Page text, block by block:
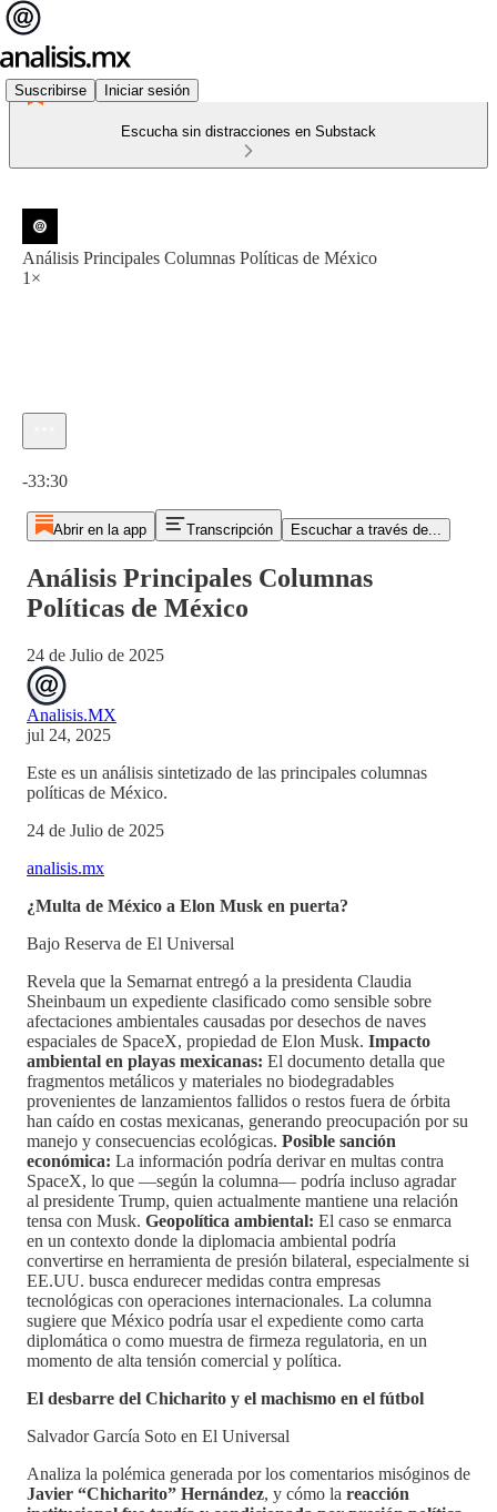
Suscribirse Iniciar sesión
Escucha sin distracciones en Substack
Análisis Principales Columnas Políticas de México
1×
-33:30
Abrir en la app Transcripción Escuchar a través de...
Análisis Principales Columnas
Políticas de México
24 de Julio de 2025
Analisis.MX
jul 24, 2025
Este es un análisis sintetizado de las principales columnas
políticas de México.
24 de Julio de 2025
analisis.mx
¿Multa de México a Elon Musk en puerta?
Bajo Reserva de El Universal
Revela que la Semarnat entregó a la presidenta Claudia
Sheinbaum un expediente clasificado como sensible sobre
afectaciones ambientales causadas por desechos de naves
espaciales de SpaceX, propiedad de Elon Musk. Impacto
ambiental en playas mexicanas: El documento detalla que
fragmentos metálicos y materiales no biodegradables
provenientes de lanzamientos fallidos o restos fuera de órbita
han caído en costas mexicanas, generando preocupación por su
manejo y consecuencias ecológicas. Posible sanción
económica: La información podría derivar en multas contra
SpaceX, lo que —según la columna— podría incluso agradar
al presidente Trump, quien actualmente mantiene una relación
tensa con Musk. Geopolítica ambiental: El caso se enmarca
en un contexto donde la diplomacia ambiental podría
convertirse en herramienta de presión bilateral, especialmente si
EE.UU. busca endurecer medidas contra empresas
tecnológicas con operaciones internacionales. La columna
sugiere que México podría usar el expediente como carta
diplomática o como muestra de firmeza regulatoria, en un
momento de alta tensión comercial y política.
El desbarre del Chicharito y el machismo en el fútbol
Salvador García Soto en El Universal
Analiza la polémica generada por los comentarios misóginos de
Javier “Chicharito” Hernández, y cómo la reacción